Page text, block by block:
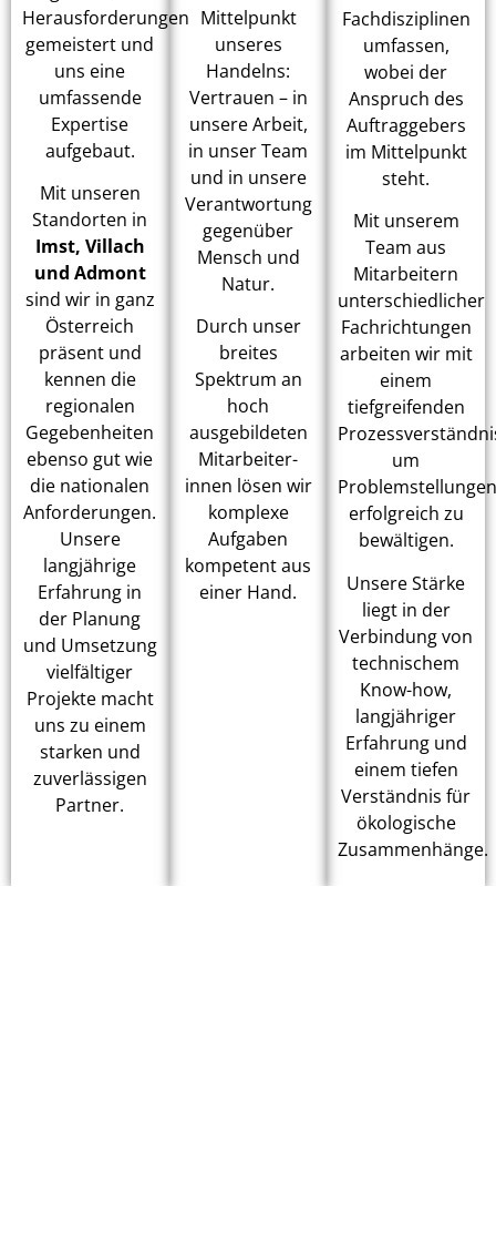
Herausforderungen
gemeistert und
uns eine
umfassende
Expertise
aufgebaut.
Mit unseren
Standorten in
Imst, Villach
und Admont
sind wir in ganz
Österreich
präsent und
kennen die
regionalen
Gegebenheiten
ebenso gut wie
die nationalen
Anforderungen.
Unsere
langjährige
Erfahrung in
der Planung
und Umsetzung
vielfältiger
Projekte macht
uns zu einem
starken und
zuverlässigen
Partner.
Mittelpunkt
unseres
Handelns:
Vertrauen – in
unsere Arbeit,
in unser Team
und in unsere
Verantwortung
gegenüber
Mensch und
Natur.
Durch unser
breites
Spektrum an
hoch
ausgebildeten
Mitarbeiter-
innen lösen wir
komplexe
Aufgaben
kompetent aus
einer Hand.
Fachdisziplinen
umfassen,
wobei der
Anspruch des
Auftraggebers
im Mittelpunkt
steht.
Mit unserem
Team aus
Mitarbeitern
unterschiedlicher
Fachrichtungen
arbeiten wir mit
einem
tiefgreifenden
um
erfolgreich zu
bewältigen.
Unsere Stärke
liegt in der
Verbindung von
technischem
Know-how,
langjähriger
Erfahrung und
einem tiefen
Verständnis für
ökologische
Zusammenhänge.